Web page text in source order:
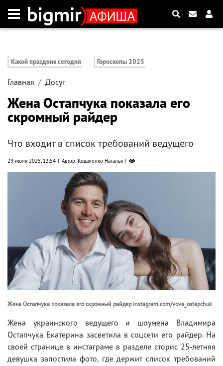
Какой праздник сегодня Гороскопы 2025
Главная Досуг
Жена Остапчука показала его
скромный райдер
Что входит в список требований ведущего
29 июля 2025, 13:54 Автор: Коваленко Наталья
Жена Остапчука показала его скромный райдер instagram.com/vova_ostapchuk
Жена украинского ведущего и шоумена Владимира
Остапчука Екатерина засветила в соцсети его райдер. На
своей странице в инстаграме в разделе сторис 25-летняя
девушка запостила фото, где держит список требований